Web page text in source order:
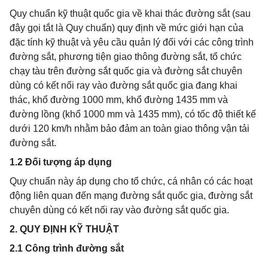
Quy chuẩn kỹ thuật quốc gia về khai thác đường sắt (sau
đây gọi tắt là Quy chuẩn) quy định về mức giới hạn của
đặc tính kỹ thuật và yêu cầu quản lý đối với các công trình
đường sắt, phương tiện giao thông đường sắt, tổ chức
chạy tàu trên đường sắt quốc gia và đường sắt chuyên
dùng có kết nối ray vào đường sắt quốc gia đang khai
thác, khổ đường 1000 mm, khổ đường 1435 mm và
đường lồng (khổ 1000 mm và 1435 mm), có tốc độ thiết kế
dưới 120 km/h nhằm bảo đảm an toàn giao thông vận tải
đường sắt.
1.2 Đối tượng áp dụng
Quy chuẩn này áp dụng cho tổ chức, cá nhân có các hoạt
động liên quan đến mạng đường sắt quốc gia, đường sắt
chuyên dùng có kết nối ray vào đường sắt quốc gia.
2. QUY ĐỊNH KỸ THUẬT
2.1 Công trình đường sắt